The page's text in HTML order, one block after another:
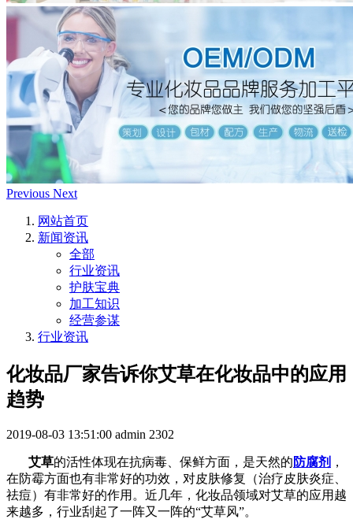
Previous Next
网站首页
新闻资讯
全部
行业资讯
护肤宝典
加工知识
经营参谋
行业资讯
化妆品厂家告诉你艾草在化妆品中的应用
趋势
2019-08-03 13:51:00 admin 2302
艾草的活性体现在抗病毒、保鲜方面，是天然的 防腐剂 ，
在防霉方面也有非常好的功效，对皮肤修复（治疗皮肤炎症、
祛痘）有非常好的作用。近几年，化妆品领域对艾草的应用越
来越多，行业刮起了一阵又一阵的“艾草风”。